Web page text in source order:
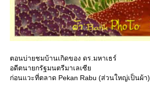
ตอนบ่ายชมบ้านเกิดของ ดร.มหาเธร์
อดีตนายกรัฐมนตรีมาเลเซี
ก่อนแวะที่ตลาด Pekan Rabu (ส่วนใหญ่เป็นผ้า)